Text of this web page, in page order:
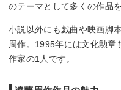
のテーマとして多くの作品
小説以外にも戯曲や映画脚
周作。1995年には文化勲章
作家の1人です。